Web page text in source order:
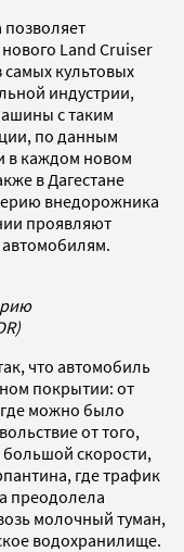
Land Cruiser
самых культовых
индустрии,
с таким
по данным
в каждом новом
в Дагестане
внедорожника
проявляют
что автомобиль
покрытии: от
можно было
от того,
скорости,
где трафик
преодолела
молочный туман,
водохранилище.